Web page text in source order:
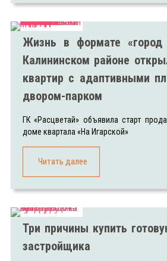
Жизнь в формате
Калининском районе
квартир с адаптивными
двором-парком
ГК «Расцветай» объявила старт
доме квартала «На Игарской»
Читать далее
Три причины купить
застройщика